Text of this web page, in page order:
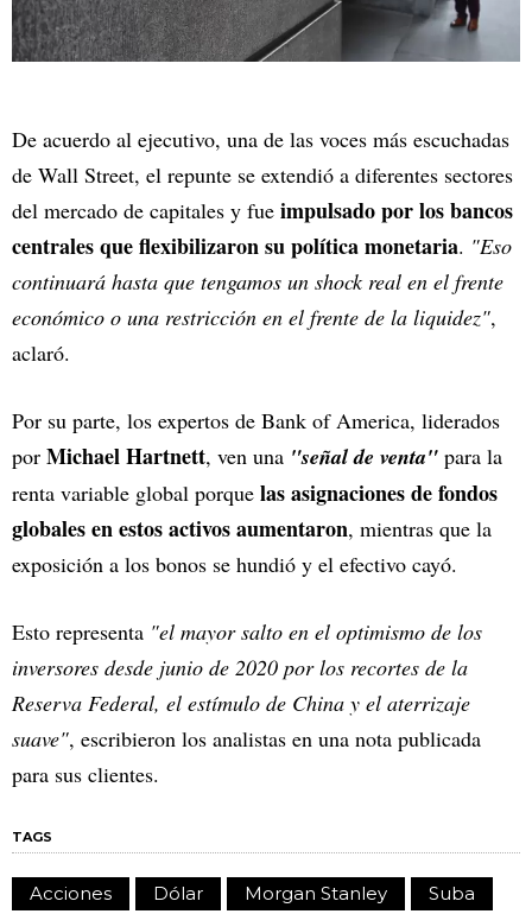
De acuerdo al ejecutivo, una de las voces más escuchadas
de Wall Street, el repunte se extendió a diferentes sectores
del mercado de capitales y fue impulsado por los bancos
centrales que flexibilizaron su política monetaria. "Eso
continuará hasta que tengamos un shock real en el frente
económico o una restricción en el frente de la liquidez",
aclaró.
Por su parte, los expertos de Bank of America, liderados
por Michael Hartnett, ven una "señal de venta" para la
renta variable global porque las asignaciones de fondos
globales en estos activos aumentaron, mientras que la
exposición a los bonos se hundió y el efectivo cayó.
Esto representa "el mayor salto en el optimismo de los
inversores desde junio de 2020 por los recortes de la
Reserva Federal, el estímulo de China y el aterrizaje
suave", escribieron los analistas en una nota publicada
para sus clientes.
TAGS
Acciones Dólar Morgan Stanley Suba